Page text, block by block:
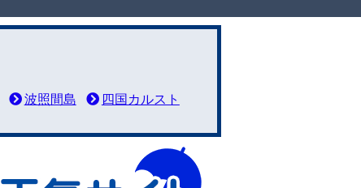
波照間島 四国カルスト